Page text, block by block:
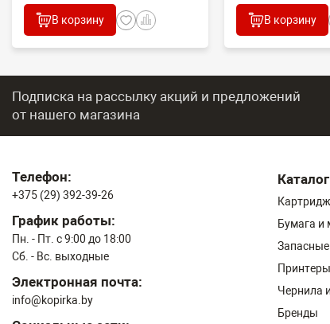
В корзину В корзину
Подписка на рассылку акций и предложений
от нашего магазина
Телефон:
+375 (29) 392-39-26
График работы:
Пн. - Пт. с 9:00 до 18:00
Сб. - Вс. выходные
Электронная почта:
info@kopirka.by
Каталог
Бумага и
Запасные
Чернила
Бренды